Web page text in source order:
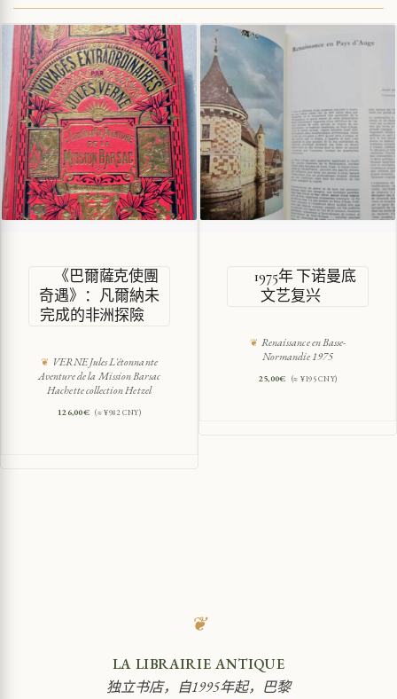
《巴爾薩克使團
奇遇》：凡爾納未
完成的非洲探險
VERNE Jules L'étonnante
Aventure de la Mission Barsac
Hachette collection Hetzel
126,00€ (≈ ¥982 CNY)
1975年 下诺曼底
文艺复兴
Renaissance en Basse-
Normandie 1975
25,00€ (≈ ¥195 CNY)
❦
LA LIBRAIRIE ANTIQUE
独立书店，自1995年起，巴黎